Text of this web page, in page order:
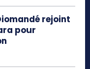
rejoint
pour